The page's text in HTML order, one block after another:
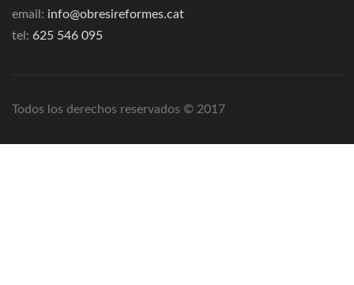
email: info@obresireformes.cat
tel: 625 546 095
Todos los derechos reservados © 2017